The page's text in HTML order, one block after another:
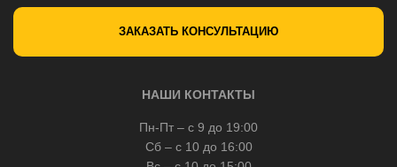
ЗАКАЗАТЬ КОНСУЛЬТАЦИЮ
НАШИ КОНТАКТЫ
Пн-Пт – с 9 до 19:00
Сб – с 10 до 16:00